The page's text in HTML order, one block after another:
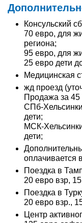
Консульский
70 евро, для
региона;
95 евро, для
25 евро дети
Медицинская
жд проезд
Продажа за 45
СПб-
дети;
МСК-
дети;
оплачивается
Поездка в
20 евро взр,
Поездка в
20 евро взр.,
Центр